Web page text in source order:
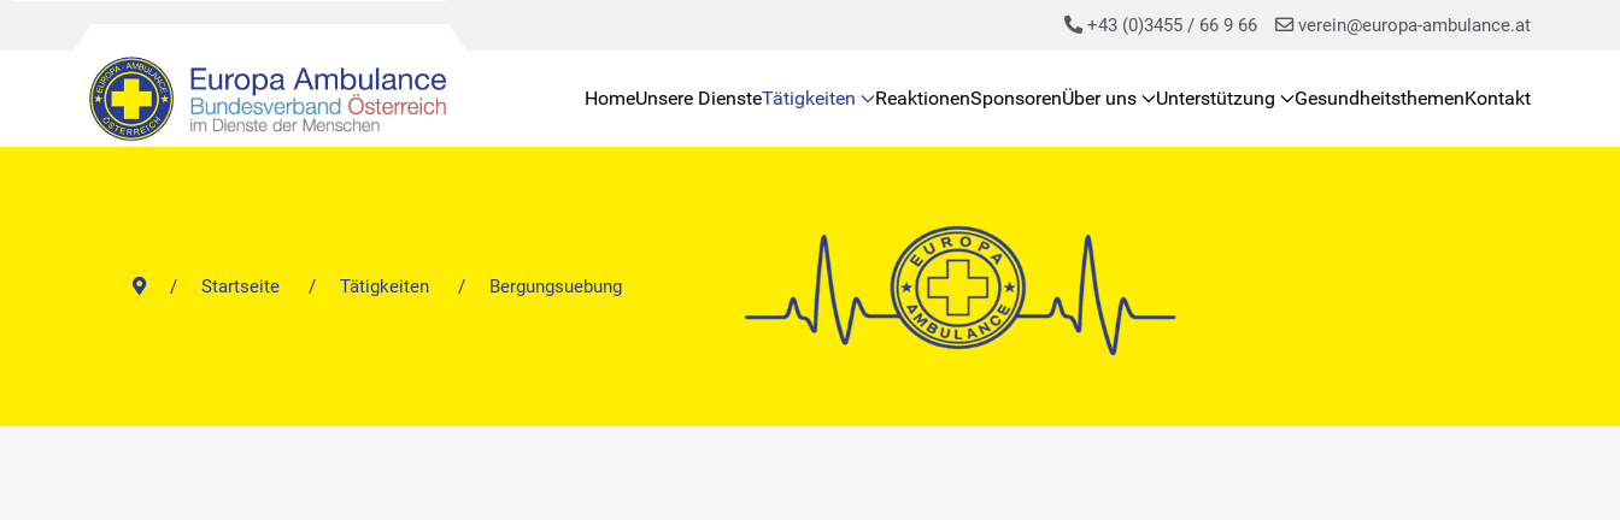
+43 (0)3455 / 66 9 66 verein@europa-ambulance.at
HomeUnsere DiensteTätigkeiten ReaktionenSponsorenÜber uns Unterstützung GesundheitsthemenKontakt
Startseite Tätigkeiten Bergungsuebung